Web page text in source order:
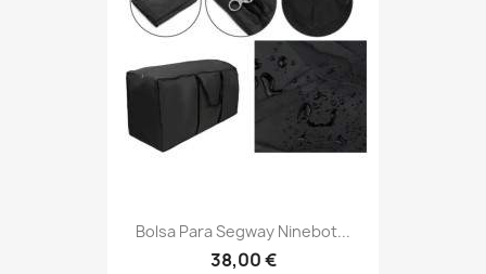
Bolsa Para Segway Ninebot...
38,00 €